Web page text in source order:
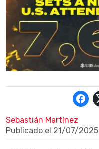
Sebastián Martínez
Publicado el 21/07/2025